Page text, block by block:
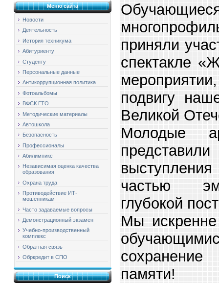
Меню сайта
Новости
Деятельность
История техникума
Абитуриенту
Студенту
Персональные данные
Антикоррупционная политика
Фотоальбомы
ВФСК ГТО
Методические материалы
Автошкола
Безопасность
Профессионалы
Абилимпикс
Независимая оценка качества
образования
Охрана труда
Противодействие ИТ-
мошенникам
Часто задаваемые вопросы
Демонстрационный экзамен
Учебно-производственный
комплекс
Обратная связь
Обркредит в СПО
Поиск
приняли
спектакле
подвигу
Великой
Молодые
частью
глубокой
Мы
памяти!